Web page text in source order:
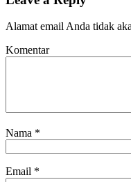
Alamat email Anda tidak
Komentar
Nama *
Email *